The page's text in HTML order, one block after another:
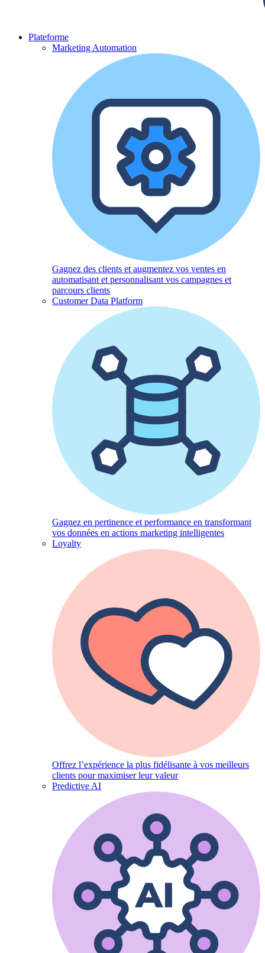
Plateforme
Marketing Automation
Gagnez des clients et augmentez vos ventes en
automatisant et personnalisant vos campagnes et
parcours clients
Customer Data Platform
Gagnez en pertinence et performance en transformant
vos données en actions marketing intelligentes
Loyalty
Offrez l’expérience la plus fidélisante à vos meilleurs
clients pour maximiser leur valeur
Predictive AI